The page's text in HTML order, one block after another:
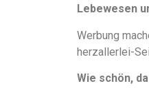
Lebewesen
Werbung
herzallerlei-
Wie schön,